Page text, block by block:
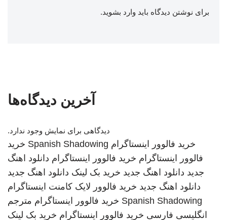
برای نوشتن دیدگاه باید وارد بشوید.
آخرین دیدگاه‌ها
دیدگاهی برای نمایش وجود ندارد.
خرید فالوور اینستاگرام Spanish Shadowing خرید
فالوور اینستاگرام خرید فالوور اینستاگرام دانلود اهنگ
جدید دانلود اهنگ جدید خرید بک لینک دانلود اهنگ جدید
دانلود اهنگ جدید خرید فالوور لایک کامنت اینستاگرام
Spanish Shadowing خرید فالوور اینستاگرام مترجم
انگلیسی فارسی خرید فالوور اینستاگرام خرید بک لینک